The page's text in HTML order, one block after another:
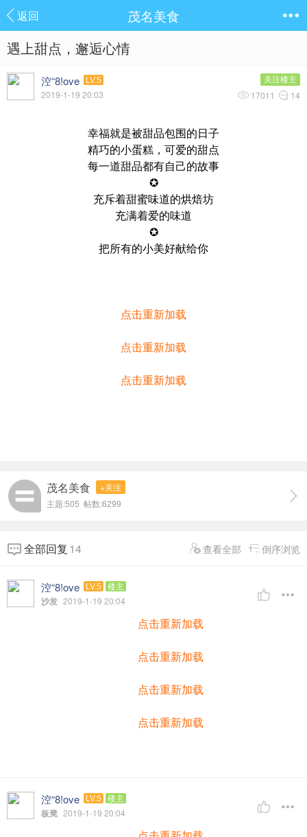
返回 茂名美食
遇上甜点，邂逅心情
涳“8!ove LV.5
2019-1-19 20:03
关注楼主
17011 14
幸福就是被甜品包围的日子
精巧的小蛋糕，可爱的甜点
每一道甜品都有自己的故事
✪
充斥着甜蜜味道的烘焙坊
充满着爱的味道
✪
把所有的小美好献给你
点击重新加载
点击重新加载
点击重新加载
茂名美食
+关注
主题:505 帖数:6299
全部回复 14 查看全部 倒序浏览
涳“8!ove LV.5 楼主
沙发 2019-1-19 20:04
点击重新加载
点击重新加载
点击重新加载
点击重新加载
涳“8!ove LV.5 楼主
板凳 2019-1-19 20:04